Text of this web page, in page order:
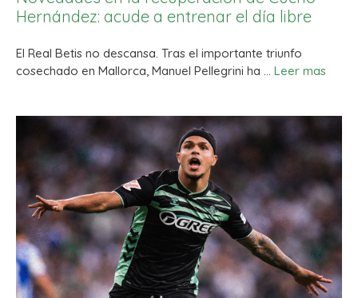
Hernández: acude a entrenar el día libre
El Real Betis no descansa. Tras el importante triunfo
cosechado en Mallorca, Manuel Pellegrini ha … Leer mas